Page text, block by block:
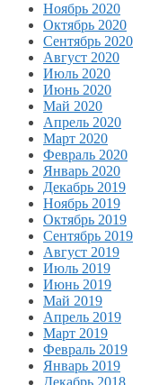
Ноябрь 2020
Октябрь 2020
Сентябрь 2020
Август 2020
Июль 2020
Июнь 2020
Май 2020
Апрель 2020
Март 2020
Февраль 2020
Январь 2020
Декабрь 2019
Ноябрь 2019
Октябрь 2019
Сентябрь 2019
Август 2019
Июль 2019
Июнь 2019
Май 2019
Апрель 2019
Март 2019
Февраль 2019
Январь 2019
Декабрь 2018